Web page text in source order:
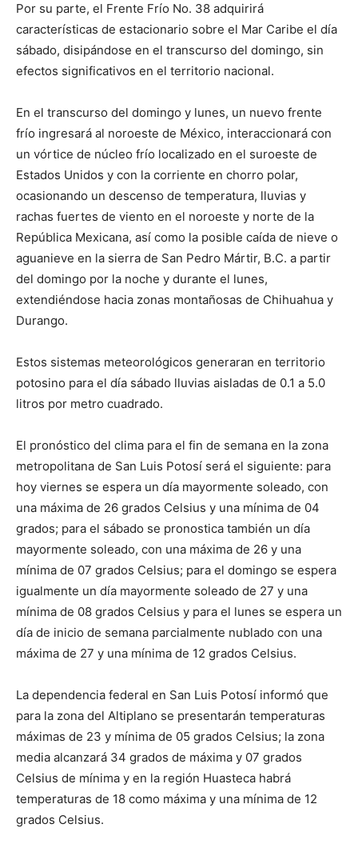
Por su parte, el Frente Frío No. 38 adquirirá
características de estacionario sobre el Mar Caribe el día
sábado, disipándose en el transcurso del domingo, sin
efectos significativos en el territorio nacional.
En el transcurso del domingo y lunes, un nuevo frente
frío ingresará al noroeste de México, interaccionará con
un vórtice de núcleo frío localizado en el suroeste de
Estados Unidos y con la corriente en chorro polar,
ocasionando un descenso de temperatura, lluvias y
rachas fuertes de viento en el noroeste y norte de la
República Mexicana, así como la posible caída de nieve o
aguanieve en la sierra de San Pedro Mártir, B.C. a partir
del domingo por la noche y durante el lunes,
extendiéndose hacia zonas montañosas de Chihuahua y
Durango.
Estos sistemas meteorológicos generaran en territorio
potosino para el día sábado lluvias aisladas de 0.1 a 5.0
litros por metro cuadrado.
El pronóstico del clima para el fin de semana en la zona
metropolitana de San Luis Potosí será el siguiente: para
hoy viernes se espera un día mayormente soleado, con
una máxima de 26 grados Celsius y una mínima de 04
grados; para el sábado se pronostica también un día
mayormente soleado, con una máxima de 26 y una
mínima de 07 grados Celsius; para el domingo se espera
igualmente un día mayormente soleado de 27 y una
mínima de 08 grados Celsius y para el lunes se espera un
día de inicio de semana parcialmente nublado con una
máxima de 27 y una mínima de 12 grados Celsius.
La dependencia federal en San Luis Potosí informó que
para la zona del Altiplano se presentarán temperaturas
máximas de 23 y mínima de 05 grados Celsius; la zona
media alcanzará 34 grados de máxima y 07 grados
Celsius de mínima y en la región Huasteca habrá
temperaturas de 18 como máxima y una mínima de 12
grados Celsius.